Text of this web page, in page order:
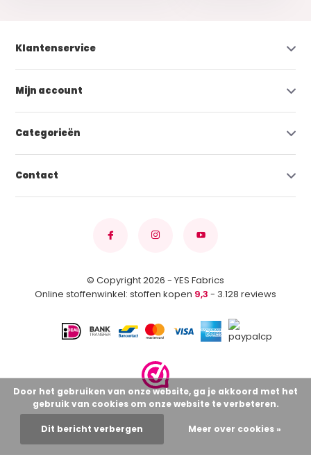
Klantenservice
Mijn account
Categorieën
Contact
© Copyright 2026 - YES Fabrics
Online stoffenwinkel: stoffen kopen 9,3 - 3.128 reviews
Door het gebruiken van onze website, ga je akkoord met het
gebruik van cookies om onze website te verbeteren.
Dit bericht verbergen Meer over cookies »